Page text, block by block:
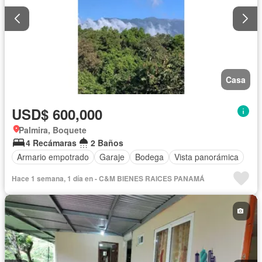
Casa
USD$ 600,000
Palmira, Boquete
4 Recámaras
2 Baños
Armario empotrado
Garaje Bodega Vista panorámica
Hace 1 semana, 1 día en - C&M BIENES RAICES PANAMÁ